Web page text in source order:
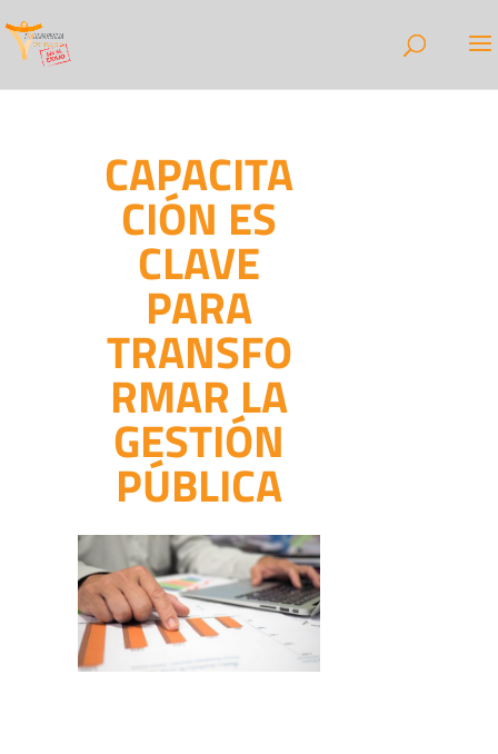
CAPACITA
CIÓN ES
CLAVE
PARA
TRANSFO
RMAR LA
GESTIÓN
PÚBLICA